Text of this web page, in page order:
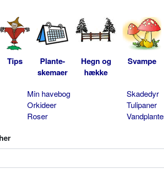
Tips
Plante-
skemaer
Hegn og
hække
Svampe
Min havebog
Orkideer
Roser
Skadedyr
Tulipaner